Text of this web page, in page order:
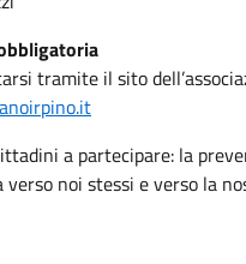
tramite il sito
a partecipare: la
verso noi stessi e verso la